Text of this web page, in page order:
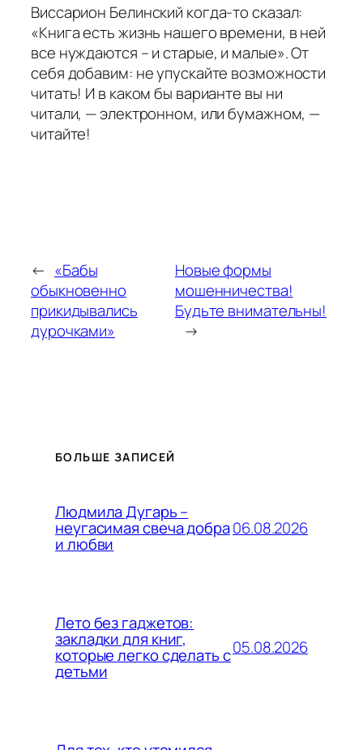
Виссарион Белинский когда-то сказал:
«Книга есть жизнь нашего времени, в ней
все нуждаются – и старые, и малые». От
себя добавим: не упускайте возможности
читать! И в каком бы варианте вы ни
читали, — электронном, или бумажном, —
читайте!
← «Бабы
обыкновенно
прикидывались
дурочками»
Новые формы
мошенничества!
Будьте внимательны!
→
БОЛЬШЕ ЗАПИСЕЙ
Людмила Дугарь –
неугасимая свеча добра
и любви
06.08.2026
Лето без гаджетов:
закладки для книг,
которые легко сделать с
детьми
05.08.2026